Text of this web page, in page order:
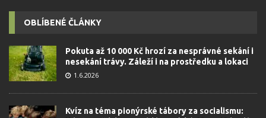
OBLÍBENÉ ČLÁNKY
Pokuta až 10 000 Kč hrozí za nesprávné sekání i
nesekání trávy. Záleží i na prostředku a lokaci
1.6.2026
Kvíz na téma pionýrské tábory za socialismu: